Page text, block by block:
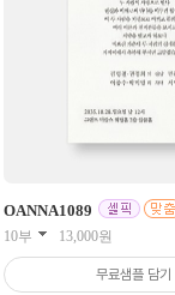
OANNA1089
10부 13,000원
무료샘플 담기